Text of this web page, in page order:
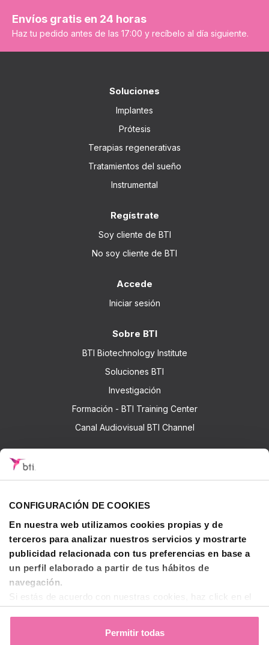
CONFIGURACIÓN DE COOKIES
En nuestra web utilizamos cookies propias y de
terceros para analizar nuestros servicios y mostrarte
publicidad relacionada con tus preferencias en base a
un perfil elaborado a partir de tus hábitos de
navegación.
Si estás de acuerdo con nuestras cookies, haz click en el
Permitir todas
Envíos gratis en 24 horas
Haz tu pedido antes de las 17:00 y recíbelo al día siguiente.
Soluciones
Implantes
Prótesis
Terapias regenerativas
Tratamientos del sueño
Instrumental
Regístrate
Soy cliente de BTI
No soy cliente de BTI
Accede
Iniciar sesión
Sobre BTI
BTI Biotechnology Institute
Soluciones BTI
Investigación
Formación - BTI Training Center
Canal Audiovisual BTI Channel
© 2026 BTI Biotechnology Institute
Política de privacidad
Política de Cookies
Aviso legal y condiciones de uso